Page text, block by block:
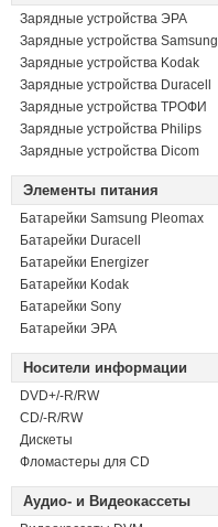
Зарядные устройства ЭРА
Зарядные устройства Samsung
Зарядные устройства Kodak
Зарядные устройства Duracell
Зарядные устройства ТРОФИ
Зарядные устройства Philips
Зарядные устройства Dicom
Элементы питания
Батарейки Samsung Pleomax
Батарейки Duracell
Батарейки Energizer
Батарейки Kodak
Батарейки Sony
Батарейки ЭРА
Носители информации
DVD+/-R/RW
СD/-R/RW
Дискеты
Фломастеры для CD
Аудио- и Видеокассеты